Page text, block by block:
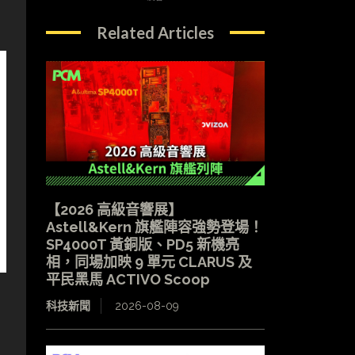
Related Articles
【2026 高級音響展】
Astell&Kern 旗艦陣容強勢登場！
SP4000T 黃銅版、PD5 新機亮
相，同場加映 9 單元 CLARUS 及
平民黑馬 ACTIVO Scoop
科技新聞 2026-08-09